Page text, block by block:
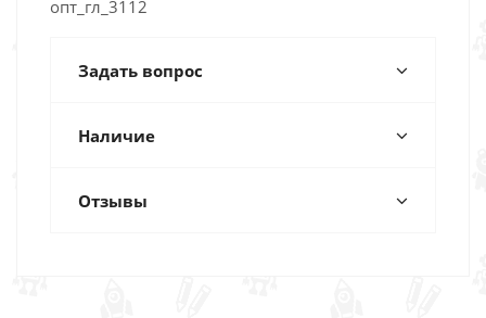
опт_гл_3112
Задать вопрос
Наличие
Отзывы